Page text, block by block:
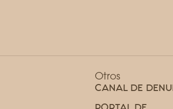
Otros
CANAL DE